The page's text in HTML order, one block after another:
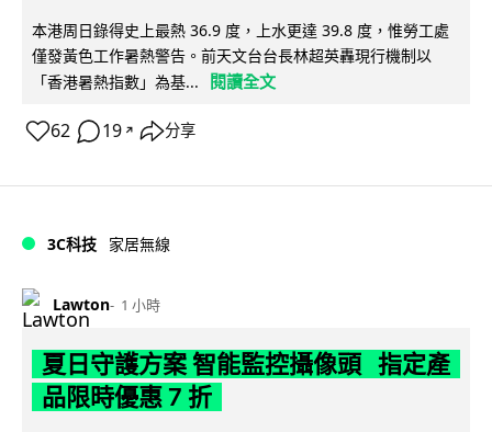
本港周日錄得史上最熱 36.9 度，上水更達 39.8 度，惟勞工處
僅發黃色工作暑熱警告。前天文台台長林超英轟現行機制以
「香港暑熱指數」為基...
閱讀全文
62 19 ↗ 分享
3C科技 家居無線
Lawton 1 小時
夏日守護方案 智能監控攝像頭 指定產
品限時優惠 7 折